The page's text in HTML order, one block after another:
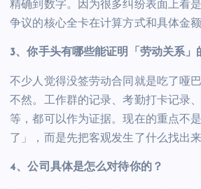
精确到数字。因为很多纠纷表面上看
争议的核心全卡在计算方式和具体金额
3、你手头有哪些能证明「劳动关系」
不少人觉得没签劳动合同就是吃了哑
不然。工作群的记录、考勤打卡记录
等，都可以作为证据。现在的重点不
了」，而是先把客观发生了什么找出来
4、公司具体是怎么对待你的？